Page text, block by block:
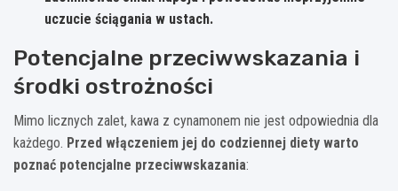
uczucie ściągania w ustach.
Potencjalne przeciwwskazania i
środki ostrożności
Mimo licznych zalet, kawa z cynamonem nie jest odpowiednia dla
każdego. Przed włączeniem jej do codziennej diety warto
poznać potencjalne przeciwwskazania: